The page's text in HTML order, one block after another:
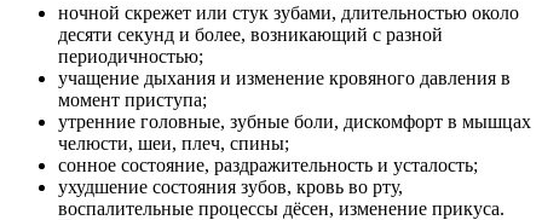
ночной скрежет или стук зубами, длительностью около
десяти секунд и более, возникающий с разной
периодичностью;
учащение дыхания и изменение кровяного давления в
момент приступа;
утренние головные, зубные боли, дискомфорт в мышцах
челюсти, шеи, плеч, спины;
сонное состояние, раздражительность и усталость;
ухудшение состояния зубов, кровь во рту,
воспалительные процессы дёсен, изменение прикуса.